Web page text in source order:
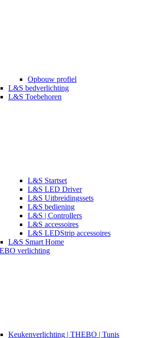
Opbouw profiel
L&S bedverlichting
L&S Toebehoren
L&S Startset
L&S LED Driver
L&S Uitbreidingssets
L&S bediening
L&S | Controllers
L&S accessoires
L&S LEDStrip accessoires
L&S Smart Home
verlichting
​​Keukenverlichting | THEBO | Tunis